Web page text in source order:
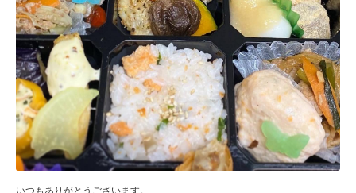
いつもありがとうございます。